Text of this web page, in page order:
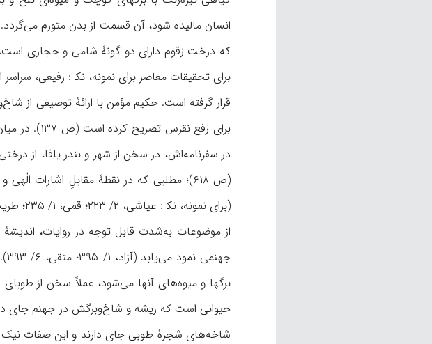
برای تحقيقات معاصر برای نمونه، نک‍ : رفيعی،
قرار گرفته است. حکيم مؤمن با ارائۀ توصيفی از
در سفرنامه‌اش، در سخن از شهر و بندر يافا، از
(ص ۶۱۸)؛ مطلبی که در نقطۀ مقابلِ اشارات
(برای نمونه، نک‍ : عياشی، ۲/ ۲۲۳؛ قمی، ۱/ ۲۳۵؛ طريحی، ۶/ ۷۹).
از موضوعات به‌شدت قابل توجه در روايات،
برگها و ميوه‌های آنها می‌شود، عملاً سخن از
شاخه‌های شجرۀ طوبى جای دارند و اين صفات نيک